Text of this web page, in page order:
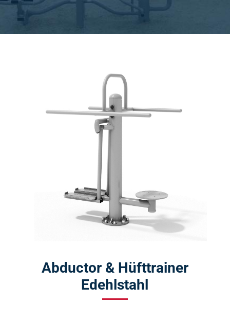
Abductor & Hüfttrainer
Edehlstahl